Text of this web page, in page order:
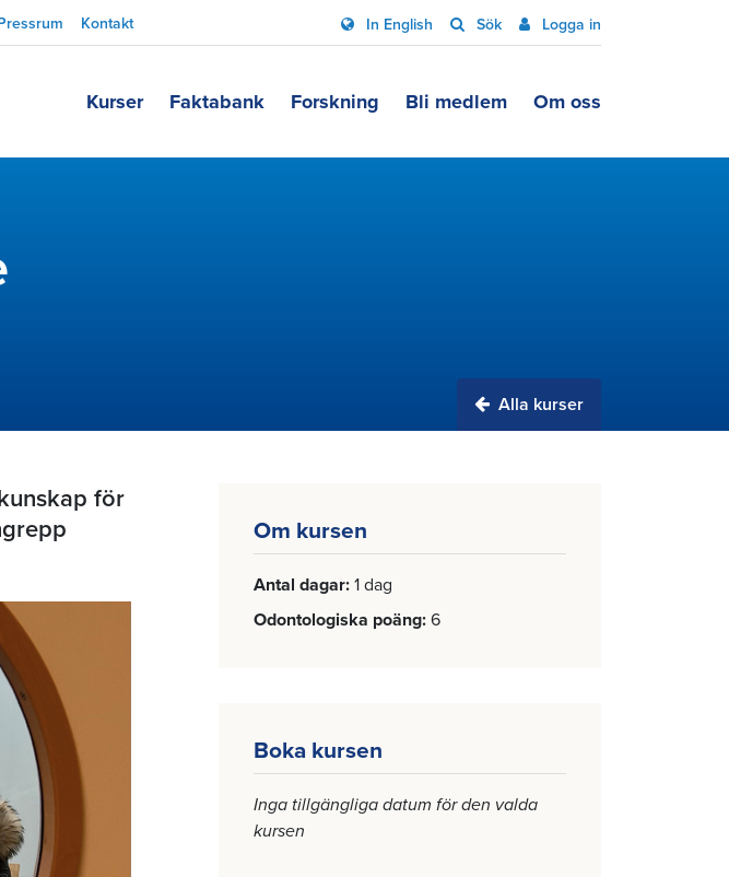
Kontakt In English Sök Logga in
Kurser Faktabank Forskning Bli medlem Om oss
Alla kurser
Om kursen
Antal dagar 1 dag
Odontologiska poäng 6
Boka kursen
Inga tillgängliga datum för den valda
kursen
för